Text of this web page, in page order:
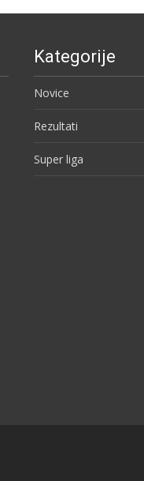
Kategorije
Novice
Rezultati
Super liga